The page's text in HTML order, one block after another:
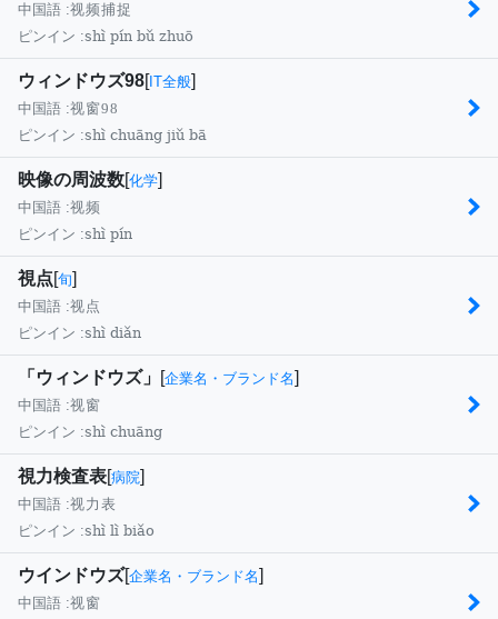
中国語 :视频捕捉
ピンイン :shì pín bǔ zhuō
ウィンドウズ98[ IT全般]
中国語 :视窗98
ピンイン :shì chuāng jiǔ bā
映像の周波数[化学]
中国語 :视频
ピンイン :shì pín
視点[旬]
中国語 :视点
ピンイン :shì diǎn
「ウィンドウズ」 [企業名・ブランド名]
中国語 :视窗
ピンイン :shì chuāng
視力検査表[病院]
中国語 :视力表
ピンイン :shì lì biǎo
ウインドウズ[企業名・ブランド名]
中国語 :视窗